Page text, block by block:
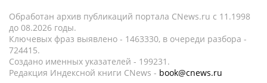
Обработан архив публикаций портала CNews.ru c 11.1998
до 08.2026 годы.
Ключевых фраз выявлено - 1463330, в очереди разбора -
724415.
Создано именных указателей - 199231.
Редакция Индексной книги CNews - book@cnews.ru